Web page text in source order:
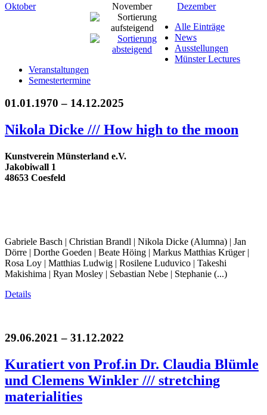
Oktober November
Dezember
Alle Einträge
News
Ausstellungen
Münster Lectures
Veranstaltungen
Semestertermine
01.01.1970 – 14.12.2025
Nikola Dicke /// How high to the moon
Kunstverein Münsterland e.V.
Jakobiwall 1
48653 Coesfeld
Gabriele Basch | Christian Brandl | Nikola Dicke (Alumna) | Jan
Dörre | Dorthe Goeden | Beate Höing | Markus Matthias Krüger |
Rosa Loy | Matthias Ludwig | Rosilene Luduvico | Takeshi
Makishima | Ryan Mosley | Sebastian Nebe | Stephanie (...)
Details
29.06.2021 – 31.12.2022
Kuratiert von Prof.in Dr. Claudia Blümle
und Clemens Winkler /// stretching
materialities